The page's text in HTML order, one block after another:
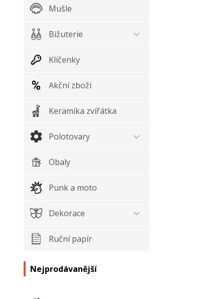
Mušle
Bižuterie
Klíčenky
Akční zboží
Keramika zvířátka
Polotovary
Obaly
Punk a moto
Dekorace
Ruční papír
Nejprodávanější